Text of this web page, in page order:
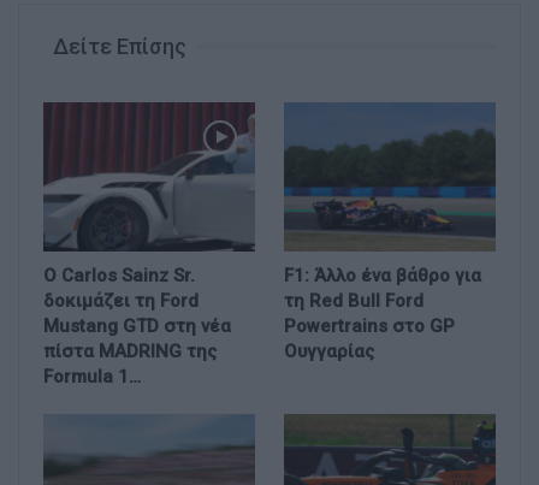
Δείτε Επίσης
Ο Carlos Sainz Sr.
δοκιμάζει τη Ford
Mustang GTD στη νέα
πίστα MADRING της
Formula 1…
F1: Άλλο ένα βάθρο για
τη Red Bull Ford
Powertrains στο GP
Ουγγαρίας